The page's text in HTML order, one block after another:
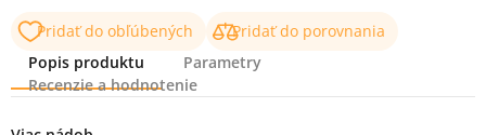
Pridať do obľúbených
Pridať do porovnania
Popis produktu
Parametry
Recenzie a hodnotenie